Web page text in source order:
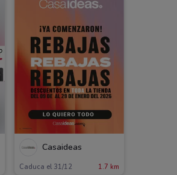
Casaideas
Caduca el 31/12 1.7 km